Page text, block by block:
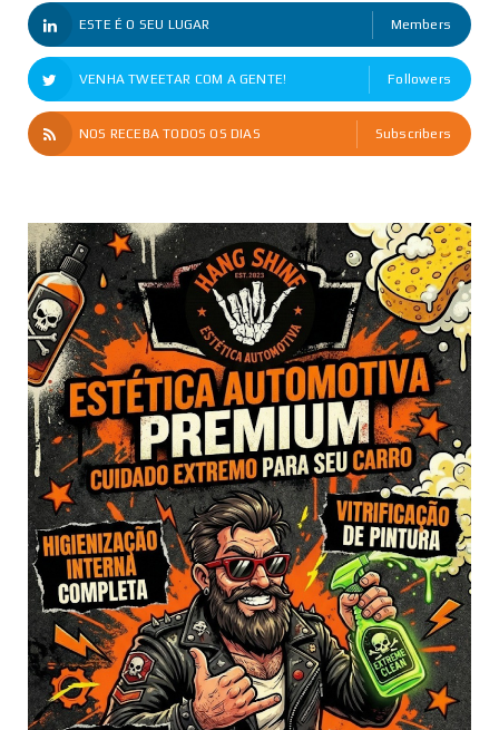
ESTE É O SEU LUGAR Members
VENHA TWEETAR COM A GENTE! Followers
NOS RECEBA TODOS OS DIAS Subscribers